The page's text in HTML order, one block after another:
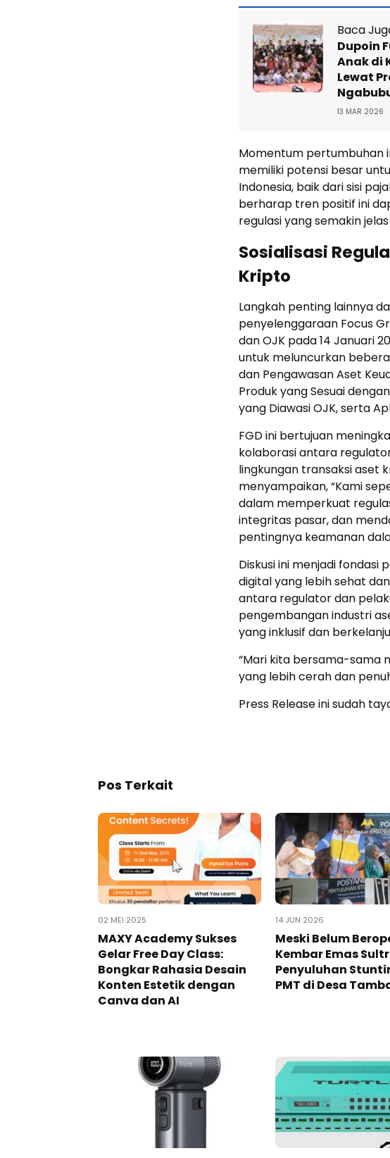
Baca
Dupoin
Anak di
Lewat
13 MAR 2026
Momentum pertumbuhan
memiliki potensi besar
Indonesia, baik dari sisi
berharap tren positif ini
regulasi yang semakin
Sosialisasi
Kripto
Langkah penting lainnya
penyelenggaraan Focus
dan OJK pada 14 Januari
untuk meluncurkan
dan Pengawasan Aset
Produk yang Sesuai
yang Diawasi OJK, serta
FGD ini bertujuan
kolaborasi antara
lingkungan transaksi aset
menyampaikan, “Kami
dalam memperkuat
integritas pasar, dan
pentingnya keamanan
Diskusi ini menjadi
digital yang lebih sehat
antara regulator dan
pengembangan industri
yang inklusif dan
“Mari kita bersama-sama
yang lebih cerah dan
Press Release ini sudah
Pos Terkait
02 MEI 2025
MAXY Academy Sukses
Gelar Free Day Class:
Bongkar Rahasia Desain
Konten Estetik dengan
Canva dan AI
14 JUN 2026
Meski Belum
Kembar Emas
Penyuluhan
PMT di Desa